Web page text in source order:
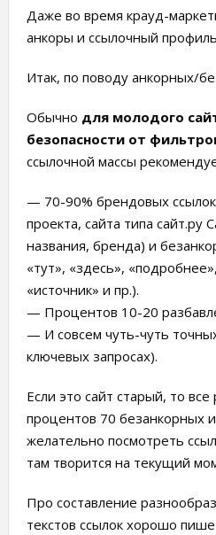
Даже во время крауд-
анкоры и ссылочный
Итак, по поводу анкорных/
Обычно для молодого
безопасности от
ссылочной массы
— 70-90% брендовых
проекта, сайта типа сайт.ру
названия, бренда) и
«тут», «здесь»,
«источник» и пр.).
— Процентов 10-20
— И совсем чуть-чуть
ключевых запросах).
Если это сайт старый, то
процентов 70 безанкорных
желательно посмотреть
там творится на текущий
Про составление
текстов ссылок хорошо